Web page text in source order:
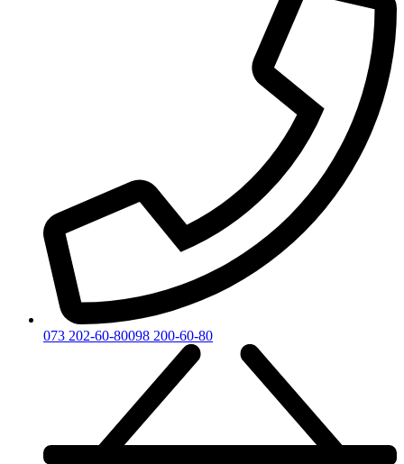
073 202-60-80098 200-60-80